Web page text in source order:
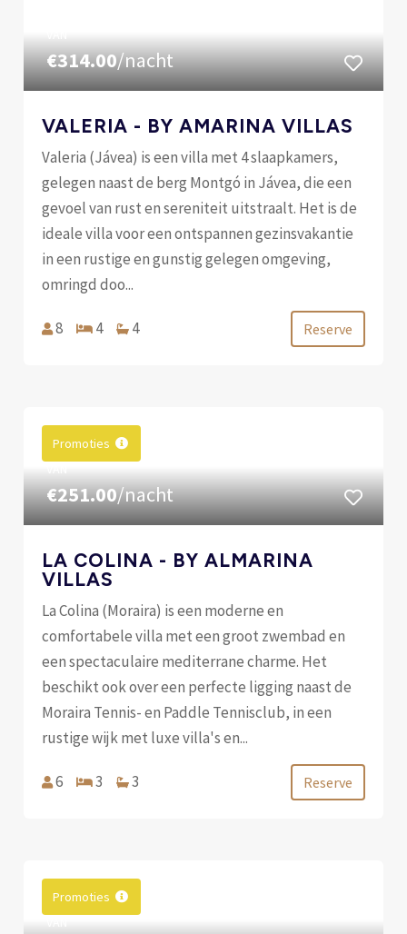
€314.00/nacht
VALERIA - BY AMARINA VILLAS
Valeria (Jávea) is een villa met 4 slaapkamers,
gelegen naast de berg Montgó in Jávea, die een
gevoel van rust en sereniteit uitstraalt. Het is de
ideale villa voor een ontspannen gezinsvakantie
in een rustige en gunstig gelegen omgeving,
omringd doo...
8 4 4 Reserve
Promoties
€251.00/nacht
LA COLINA - BY ALMARINA
VILLAS
La Colina (Moraira) is een moderne en
comfortabele villa met een groot zwembad en
een spectaculaire mediterrane charme. Het
beschikt ook over een perfecte ligging naast de
Moraira Tennis- en Paddle Tennisclub, in een
rustige wijk met luxe villa's en...
6 3 3 Reserve
Promoties